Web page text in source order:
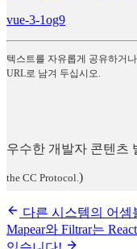
vue-3-1og9
텍스트를 자유롭게 공유하거
URL로 남겨 두십시오.
우수한 개발자 콘텐츠
the CC Protocol.)
다른 시스템의 어셈
Mapear와 Filtrar는